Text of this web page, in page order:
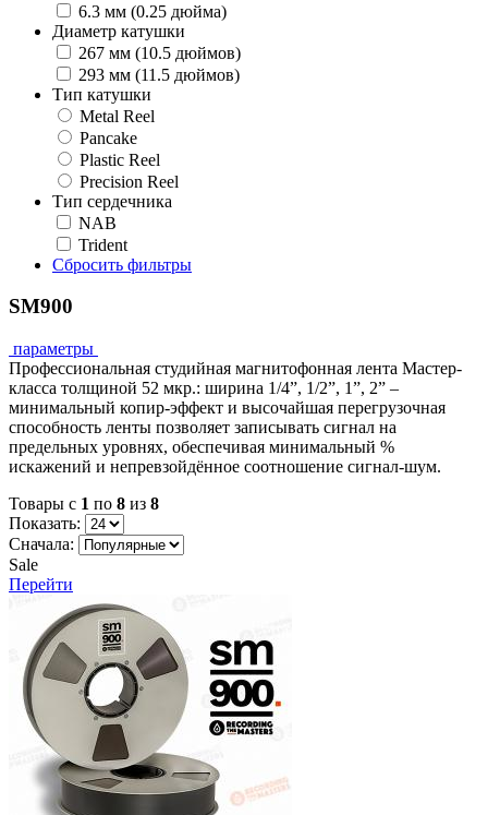
6.3 мм (0.25 дюйма)
Диаметр катушки
267 мм (10.5 дюймов)
293 мм (11.5 дюймов)
Тип катушки
Metal Reel
Pancake
Plastic Reel
Precision Reel
Тип сердечника
NAB
Trident
Сбросить фильтры
SM900
параметры
Профессиональная студийная магнитофонная лента Мастер-
класса толщиной 52 мкр.: ширина 1/4”, 1/2”, 1”, 2” –
минимальный копир-эффект и высочайшая перегрузочная
способность ленты позволяет записывать сигнал на
предельных уровнях, обеспечивая минимальный %
искажений и непревзойдённое соотношение сигнал-шум.
Товары с 1 по 8 из 8
Показать:
Сначала:
Sale
Перейти